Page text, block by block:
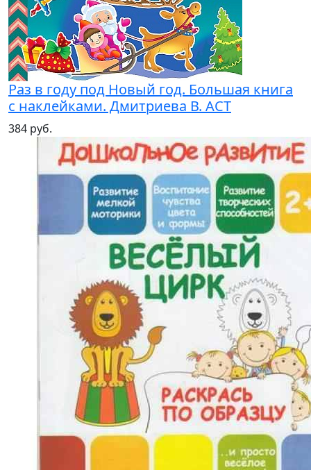
Раз в году под Новый год. Большая книга
с наклейками. Дмитриева В. АСТ
384 руб.